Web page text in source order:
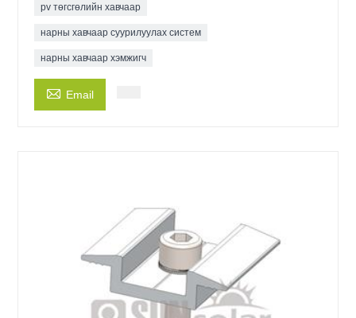
pv төгсгөлийн хавчаар
нарны хавчаар суурилуулах систем
нарны хавчаар хэмжигч
 Email